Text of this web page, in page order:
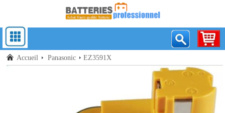
Accueil Panasonic EZ3591X